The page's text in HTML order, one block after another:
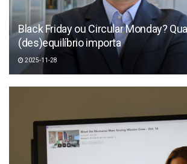
Black Friday ou Circular Monday?
(des)equilíbrio importa
2025-11-28